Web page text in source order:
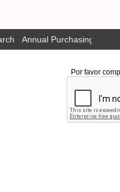
Annual Purchasing Plan
Por favor